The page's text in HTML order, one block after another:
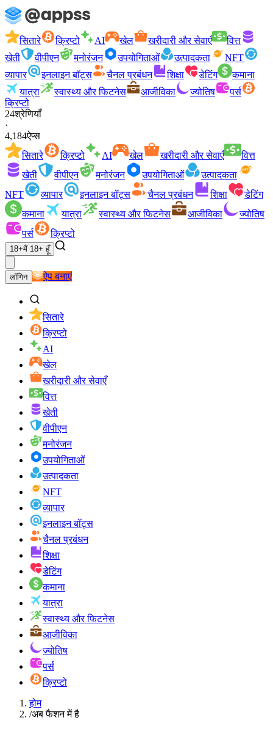
सितारे क्रिप्टो AI खेल खरीदारी और सेवाएँ
वित्त
खेती
वीपीएन मनोरंजन उपयोगिताओं उत्पादकता
NFT
व्यापार
इनलाइन बॉट्स चैनल प्रबंधन शिक्षा डेटिंग
कमाना
यात्रा
स्वास्थ्य और फिटनेस आजीविका ज्योतिष
पर्स
क्रिप्टो
24श्रेणियाँ
·
4,184ऐप्स
सितारे
क्रिप्टो AI खेल खरीदारी और सेवाएँ
वित्त
खेती
वीपीएन मनोरंजन उपयोगिताओं
उत्पादकता
NFT
व्यापार इनलाइन बॉट्स चैनल प्रबंधन शिक्षा
डेटिंग
कमाना
यात्रा स्वास्थ्य और फिटनेस आजीविका
ज्योतिष
पर्स
क्रिप्टो
18+मैं 18+ हूँ
लॉगिन ऐप बनाएं
सितारे
क्रिप्टो
AI
खेल
खरीदारी और सेवाएँ
वित्त
खेती
वीपीएन
मनोरंजन
उपयोगिताओं
उत्पादकता
NFT
व्यापार
इनलाइन बॉट्स
चैनल प्रबंधन
शिक्षा
डेटिंग
कमाना
यात्रा
स्वास्थ्य और फिटनेस
आजीविका
ज्योतिष
पर्स
क्रिप्टो
होम
/अब फैशन में है